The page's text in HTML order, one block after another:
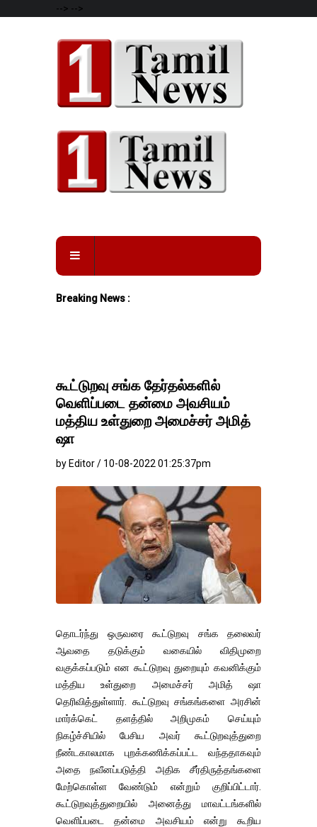
--> -->
Breaking News :
கூட்டுறவு சங்க தேர்தல்களில்
வெளிப்படை தன்மை அவசியம்
மத்திய உள்துறை அமைச்சர் அமித்
ஷா
by Editor / 10-08-2022 01:25:37pm
தொடர்ந்து ஒருவரை கூட்டுறவு சங்க தலைவர்
ஆவதை தடுக்கும் வகையில் விதிமுறை
வகுக்கப்படும் என கூட்டுறவு துறையும் கவனிக்கும்
மத்திய உள்துறை அமைச்சர் அமித் ஷா
தெரிவித்துள்ளார். கூட்டுறவு சங்கங்களை அரசின்
மார்க்கெட் தளத்தில் அறிமுகம் செய்யும்
நிகழ்ச்சியில் பேசிய அவர் கூட்டுறவுத்துறை
நீண்டகாலமாக புறக்கணிக்கப்பட்ட வந்ததாகவும்
அதை நவீனப்படுத்தி அதிக சீர்திருத்தங்களை
மேற்கொள்ள வேண்டும் என்றும் குறிப்பிட்டார்.
கூட்டுறவுத்துறையில் அனைத்து மாவட்டங்களில்
வெளிப்படை தன்மை அவசியம் என்று கூறிய